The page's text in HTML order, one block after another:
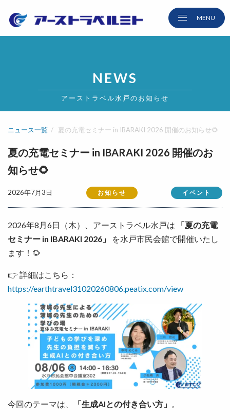
NEWS
アーストラベル水戸のお知らせ
ニュース一覧 夏の充電セミナー in IBARAKI 2026 開催のお知らせ🌻
夏の充電セミナー in IBARAKI 2026 開催のお
知らせ🌻
2026年7月3日 お知らせ イベント
2026年8月6日（木）、アーストラベル水戸は
「夏の充電
セミナー in IBARAKI 2026」
を水戸市民会館で開催いたし
ます！🌻
👉 詳細はこちら：
https://earthtravel31020260806.peatix.com/view
今回のテーマは、 「生成AIとの付き合い方」